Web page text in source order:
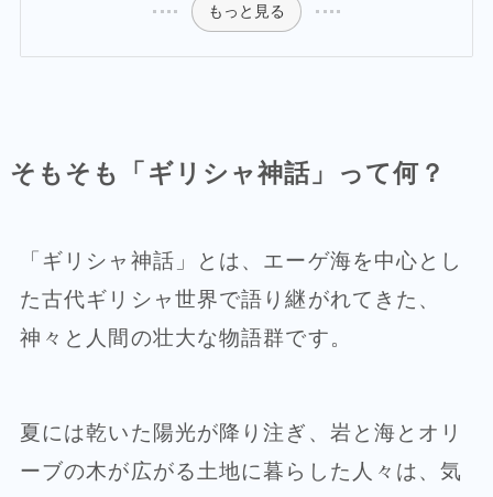
もっと見る
そもそも「ギリシャ神話」って何？
「ギリシャ神話」とは、エーゲ海を中心とし
た古代ギリシャ世界で語り継がれてきた、
神々と人間の壮大な物語群です。
夏には乾いた陽光が降り注ぎ、岩と海とオリ
ーブの木が広がる土地に暮らした人々は、気